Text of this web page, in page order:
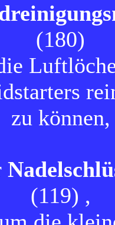
(180)
zu können,
(119) ,